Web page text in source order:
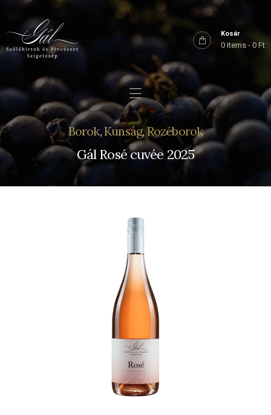
Kosár
0 items - 0 Ft
Borok,Kunság,Rozéborok
Gál Rosé cuvée 2025
Rólunk
Birtokaink
Shop
Kapcsolat